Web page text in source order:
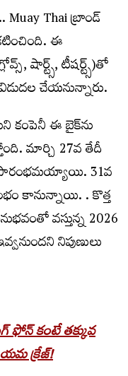
Thai బ్రాండ్
ఈ
షార్ట్స్, టీషర్ట్స్)తో
చేయనున్నారు.
కంపెనీ ఈ బైక్‌ను
మార్చి 27వ తేదీ
31వ
కానున్నాయి. . కొత్త
వస్తున్న 2026
నిపుణులు
ఫోన్ కంటే తక్కువ
క్రేజ్!